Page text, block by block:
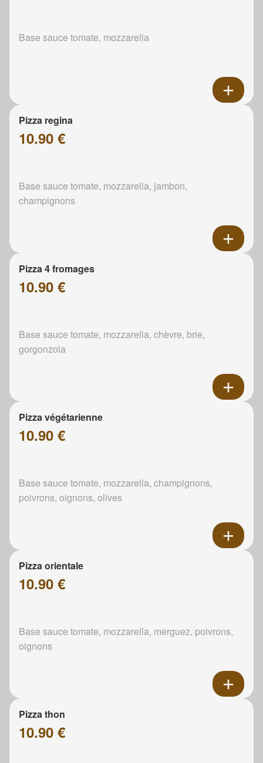
Base sauce tomate, mozzarella
Pizza regina
10.90 €
Base sauce tomate, mozzarella, jambon,
champignons
Pizza 4 fromages
10.90 €
Base sauce tomate, mozzarella, chèvre, brie,
gorgonzola
Pizza végétarienne
10.90 €
Base sauce tomate, mozzarella, champignons,
poivrons, oignons, olives
Pizza orientale
10.90 €
Base sauce tomate, mozzarella, merguez, poivrons,
oignons
Pizza thon
10.90 €